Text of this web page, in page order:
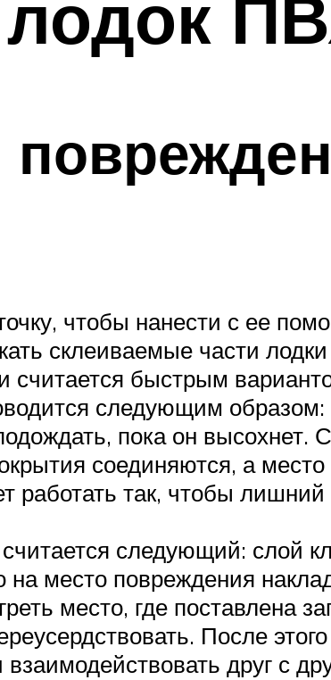
чтобы нанести с ее
склеиваемые части лодки
считается быстрым
следующим
пока он высохнет.
соединяются, а
работать так, чтобы
следующий: слой
на место повреждения
место, где поставлена
После
друг с